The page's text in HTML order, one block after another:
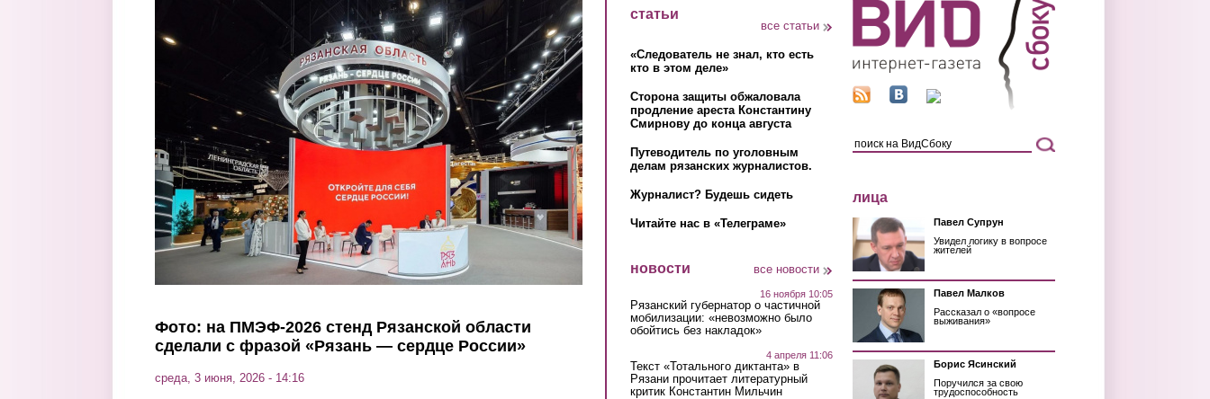
Фото: на ПМЭФ-2026 стенд Рязанской области
сделали с фразой «Рязань — сердце России»
среда, 3 июня, 2026 - 14:16
статьи
все статьи
«Следователь не знал, кто есть
кто в этом деле»
Сторона защиты обжаловала
продление ареста Константину
Смирнову до конца августа
Путеводитель по уголовным
делам рязанских журналистов.
Журналист? Будешь сидеть
Читайте нас в «Телеграме»
новости все новости
16 ноября 10:05
Рязанский губернатор о частичной
мобилизации: «невозможно было
обойтись без накладок»
4 апреля 11:06
Текст «Тотального диктанта» в
Рязани прочитает литературный
критик Константин Мильчин
лица
Павел Супрун
Увидел логику в вопросе
жителей
Павел Малков
Рассказал о «вопросе
выживания»
Борис Ясинский
Поручился за свою
трудоспособность